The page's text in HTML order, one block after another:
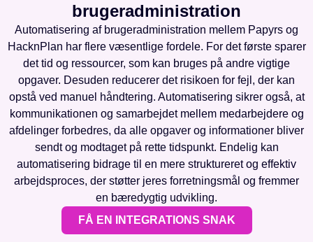
brugeradministration
Automatisering af brugeradministration mellem Papyrs og
HacknPlan har flere væsentlige fordele. For det første sparer
det tid og ressourcer, som kan bruges på andre vigtige
opgaver. Desuden reducerer det risikoen for fejl, der kan
opstå ved manuel håndtering. Automatisering sikrer også, at
kommunikationen og samarbejdet mellem medarbejdere og
afdelinger forbedres, da alle opgaver og informationer bliver
sendt og modtaget på rette tidspunkt. Endelig kan
automatisering bidrage til en mere struktureret og effektiv
arbejdsproces, der støtter jeres forretningsmål og fremmer
en bæredygtig udvikling.
FÅ EN INTEGRATIONS SNAK